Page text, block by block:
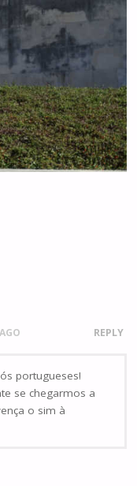
REPLY
portugueses!
se chegarmos a
o sim à